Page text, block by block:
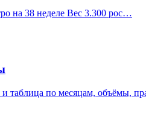
на 38 неделе Вес 3.300 рос…
по месяцам, объёмы,